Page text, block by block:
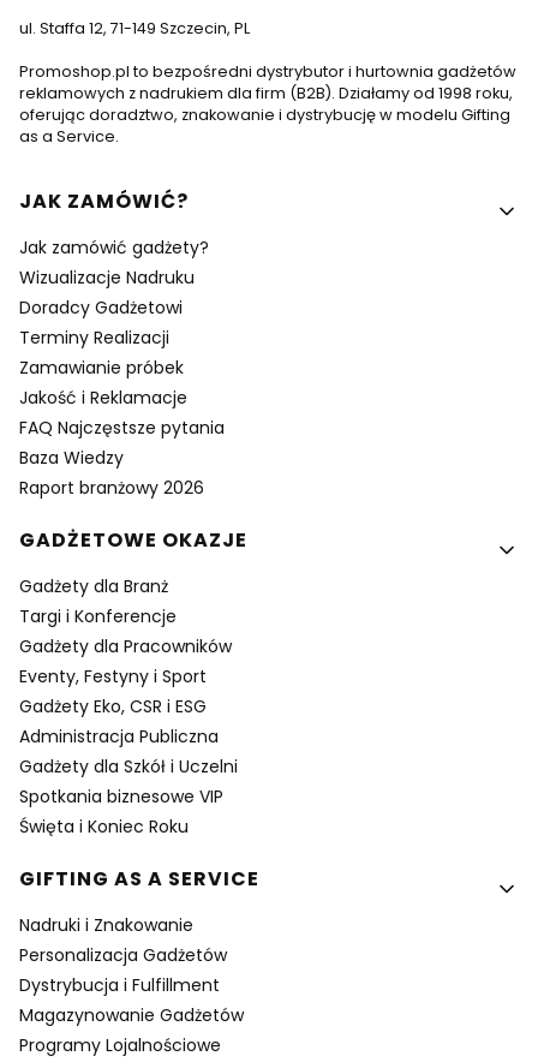
ul. Staffa 12, 71-149 Szczecin, PL
Promoshop.pl to bezpośredni dystrybutor i hurtownia gadżetów
reklamowych z nadrukiem dla firm (B2B). Działamy od 1998 roku,
oferując doradztwo, znakowanie i dystrybucję w modelu Gifting
as a Service.
Linki w stopce
JAK ZAMÓWIĆ?
Jak zamówić gadżety?
Wizualizacje Nadruku
Doradcy Gadżetowi
Terminy Realizacji
Zamawianie próbek
Jakość i Reklamacje
FAQ Najczęstsze pytania
Baza Wiedzy
Raport branżowy 2026
GADŻETOWE OKAZJE
Gadżety dla Branż
Targi i Konferencje
Gadżety dla Pracowników
Eventy, Festyny i Sport
Gadżety Eko, CSR i ESG
Administracja Publiczna
Gadżety dla Szkół i Uczelni
Spotkania biznesowe VIP
Święta i Koniec Roku
GIFTING AS A SERVICE
Nadruki i Znakowanie
Personalizacja Gadżetów
Dystrybucja i Fulfillment
Magazynowanie Gadżetów
Programy Lojalnościowe